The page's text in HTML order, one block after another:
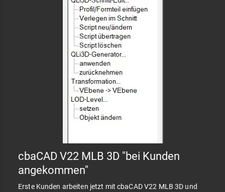
cbaCAD V22 MLB 3D "bei Kunden
angekommen"
Erste Kunden arbeiten jetzt mit cbaCAD V22 MLB 3D und